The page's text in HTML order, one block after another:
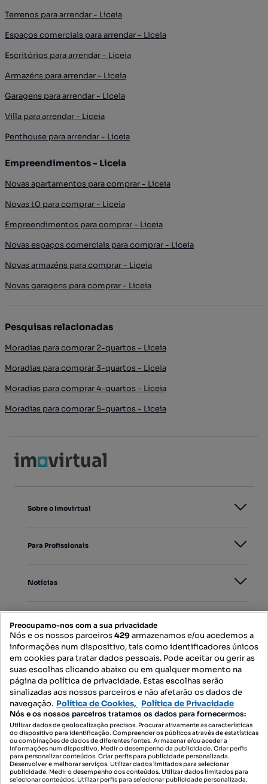
Terrenos para arrendar - Liceia
Espaços comerciais para arrendar - Liceia
Escritórios para arrendar - Liceia
Armazéns para arrendar - Liceia
Garagens para arrendar - Liceia
Villa para arrendar - Liceia
Penthouse para arrendar - Liceia
Empreendimentos - Liceia
Novas apartamentos para comprar - Liceia
Novas t0 para comprar - Liceia
Empreendimentos para comprar - Liceia
Novas espaços comerciais para comprar - Liceia
Novas armazéns para comprar - Liceia
Novas garagens para comprar - Liceia
Pesquisas relacionadas
Moradias para comprar 2-quartos - Liceia
Moradias para comprar 3-quartos - Liceia
Moradias para comprar 4-quartos - Liceia
Moradias para comprar 5-quartos - Liceia
Sobre o Imovirtual
Para Profissionais
Notícias
Mapa do Site
Contacte-nos
SIGA-NOS:
DESCARREGAR NA:
Preocupamo-nos com a sua privacidade
Nós e os nossos parceiros429armazenamos e/ou acedemos a
informações num dispositivo, tais como identificadores únicos
em cookies para tratar dados pessoais. Pode aceitar ou gerir as
suas escolhas clicando abaixo ou em qualquer momento na
página da política de privacidade. Estas escolhas serão
sinalizadas aos nossos parceiros e não afetarão os dados de
navegação. Política de Cookies, Política de Privacidade
Nós e os nossos parceiros tratamos os dados para fornecermos:
Utilizar dados de geolocalização precisos. Procurar ativamente as características
do dispositivo para identificação. Compreender os públicos através de estatísticas
ou combinações de dados de diferentes fontes. Armazenar e/ou aceder a
informações num dispositivo. Medir o desempenho da publicidade. Criar perfis
para personalizar conteúdos. Criar perfis para publicidade personalizada.
Desenvolver e melhorar serviços. Utilizar dados limitados para selecionar
publicidade. Medir o desempenho dos conteúdos. Utilizar dados limitados para
selecionar conteúdos. Utilizar perfis para selecionar publicidade personalizada.